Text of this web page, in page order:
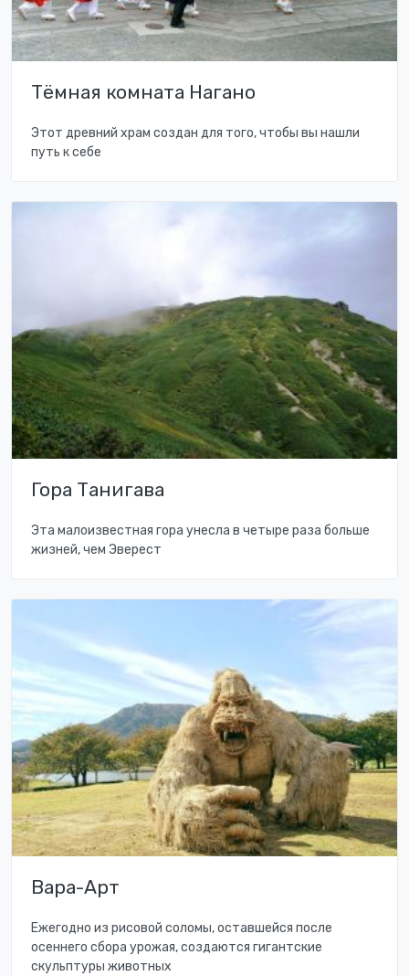
Тёмная комната Нагано
Этот древний храм создан для того, чтобы вы нашли
путь к себе
Гора Танигава
Эта малоизвестная гора унесла в четыре раза больше
жизней, чем Эверест
Вара-Арт
Ежегодно из рисовой соломы, оставшейся после
осеннего сбора урожая, создаются гигантские
скульптуры животных